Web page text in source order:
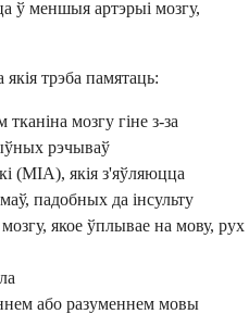
ў меншыя артэрыі мозгу,
трэба памятаць:
мозгу гіне з-за
рэчываў
(МІА), якія з'яўляюцца
падобных да інсульту
якое ўплывае на мову, рух
або разуменнем мовы